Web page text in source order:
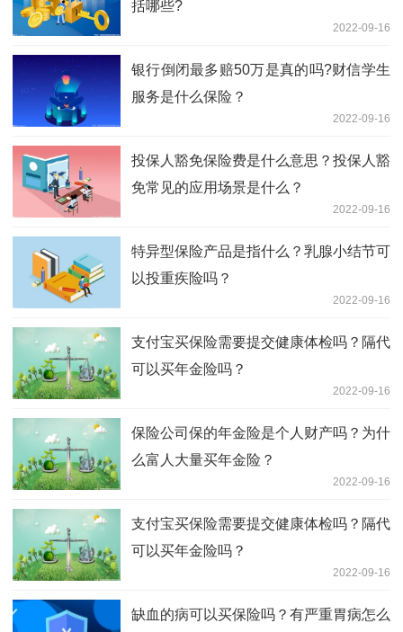
括哪些?
2022-09-16
银行倒闭最多赔50万是真的吗?财信学生
服务是什么保险？
2022-09-16
投保人豁免保险费是什么意思？投保人豁
免常见的应用场景是什么？
2022-09-16
特异型保险产品是指什么？乳腺小结节可
以投重疾险吗？
2022-09-16
支付宝买保险需要提交健康体检吗？隔代
可以买年金险吗？
2022-09-16
保险公司保的年金险是个人财产吗？为什
么富人大量买年金险？
2022-09-16
支付宝买保险需要提交健康体检吗？隔代
可以买年金险吗？
2022-09-16
缺血的病可以买保险吗？有严重胃病怎么